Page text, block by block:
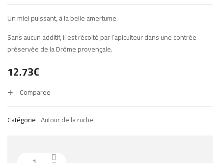
Un miel puissant, à la belle amertume.
Sans aucun additif, il est récolté par l’apiculteur dans une contrée
préservée de la Drôme provençale.
12.73€
Comparee
Catégorie Autour de la ruche